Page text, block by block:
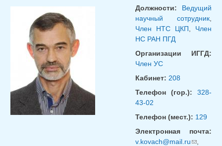
Должности: Ведущий
научный сотрудник
Член НТС ЦКП
Член
НС РАН ПГД
Организации ИГГД:
Член УС
Кабинет: 208
Телефон (гор.): 328-
43-02
Телефон (мест.): 129
Электронная почта:
v.kovach@mail.ru(ссылка